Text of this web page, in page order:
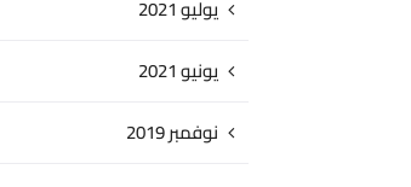
يوليو 2021
يونيو 2021
نوفمبر 2019